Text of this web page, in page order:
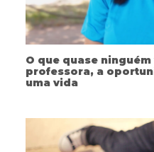
O que quase
professora, a
uma vida